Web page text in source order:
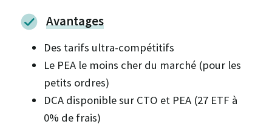
Avantages
Des tarifs ultra-compétitifs
Le PEA le moins cher du marché (pour les
petits ordres)
DCA disponible sur CTO et PEA (27 ETF à
0% de frais)